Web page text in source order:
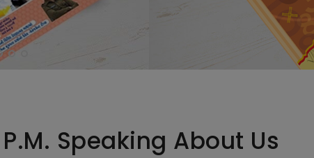
P.M. Speaking About Us